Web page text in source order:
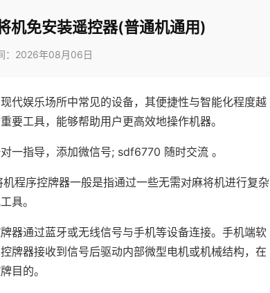
机免安装遥控器(普通机通用)
：2026年08月06日
代娱乐场所中常见的设备，其便捷性与智能化程度越
要工具，能够帮助用户更高效地操作机器。
一指导，添加微信号; sdf6770 随时交流 。
程序控牌器一般是指通过一些无需对麻将机进行复杂
具。
器通过蓝牙或无线信号与手机等设备连接。手机端软
牌器接收到信号后驱动内部微型电机或机械结构，在
目的。